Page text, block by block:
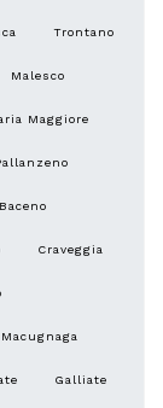
Trontano
Malesco
Maggiore
Baceno
Craveggia
Macugnaga
Galliate